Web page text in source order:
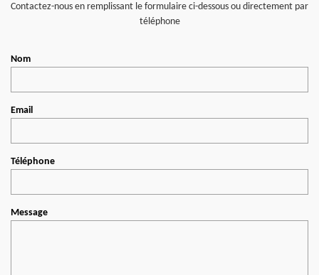
Contactez-nous en remplissant le formulaire ci-dessous ou directement par
téléphone
Nom
Email
Téléphone
Message